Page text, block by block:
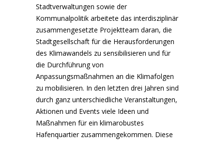
Stadtverwaltungen sowie der
Kommunalpolitik arbeitete das interdisziplinär
zusammengesetzte Projektteam daran, die
Stadtgesellschaft für die Herausforderungen
des Klimawandels zu sensibilisieren und für
die Durchführung von
Anpassungsmaßnahmen an die Klimafolgen
zu mobilisieren. In den letzten drei Jahren sind
durch ganz unterschiedliche Veranstaltungen,
Aktionen und Events viele Ideen und
Maßnahmen für ein klimarobustes
Hafenquartier zusammengekommen. Diese